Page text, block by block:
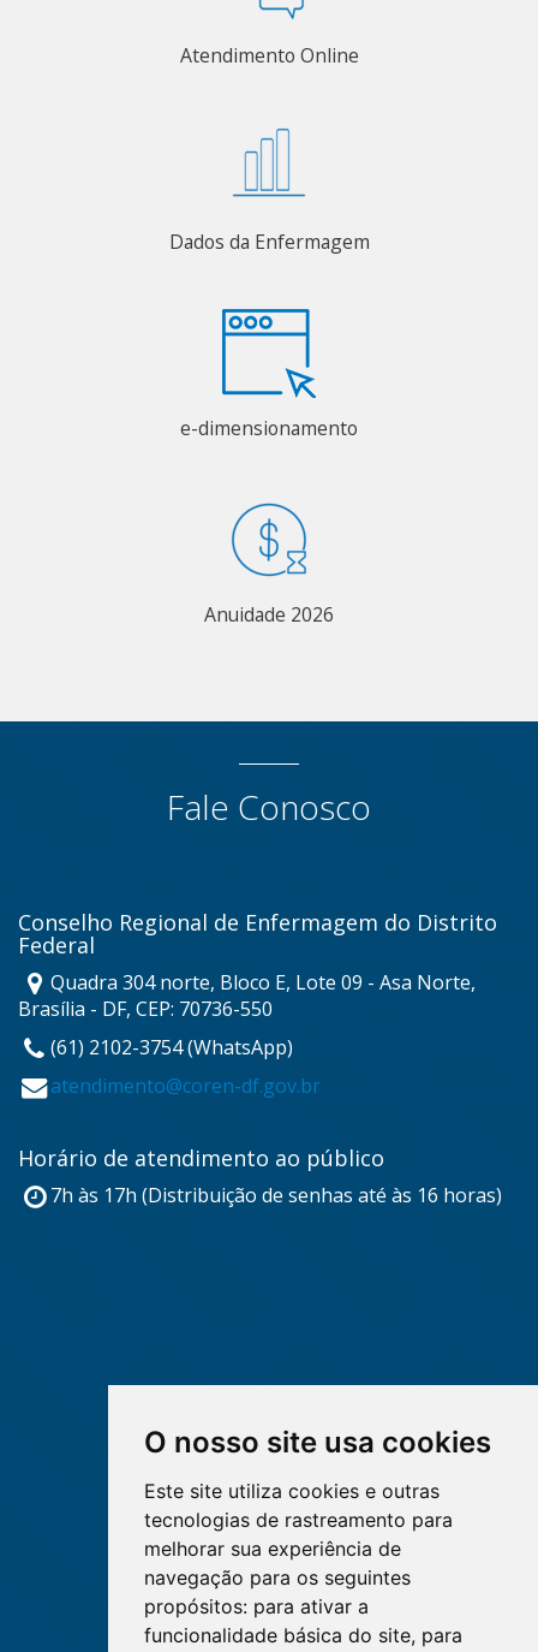
O nosso site usa cookies
Este site utiliza cookies e outras
tecnologias de rastreamento para
melhorar sua experiência de
navegação para os seguintes
propósitos: para ativar a
funcionalidade básica do site, para
Atendimento Online
Dados da Enfermagem
e-dimensionamento
Anuidade 2026
Fale Conosco
Conselho Regional de Enfermagem do Distrito
Federal
Quadra 304 norte, Bloco E, Lote 09 - Asa Norte,
Brasília - DF, CEP: 70736-550
(61) 2102-3754 (WhatsApp)
atendimento@coren-df.gov.br
Horário de atendimento ao público
7h às 17h (Distribuição de senhas até às 16 horas)